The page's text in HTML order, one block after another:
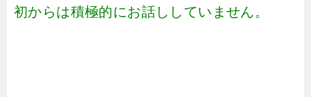
初からは積極的にお話ししていません。